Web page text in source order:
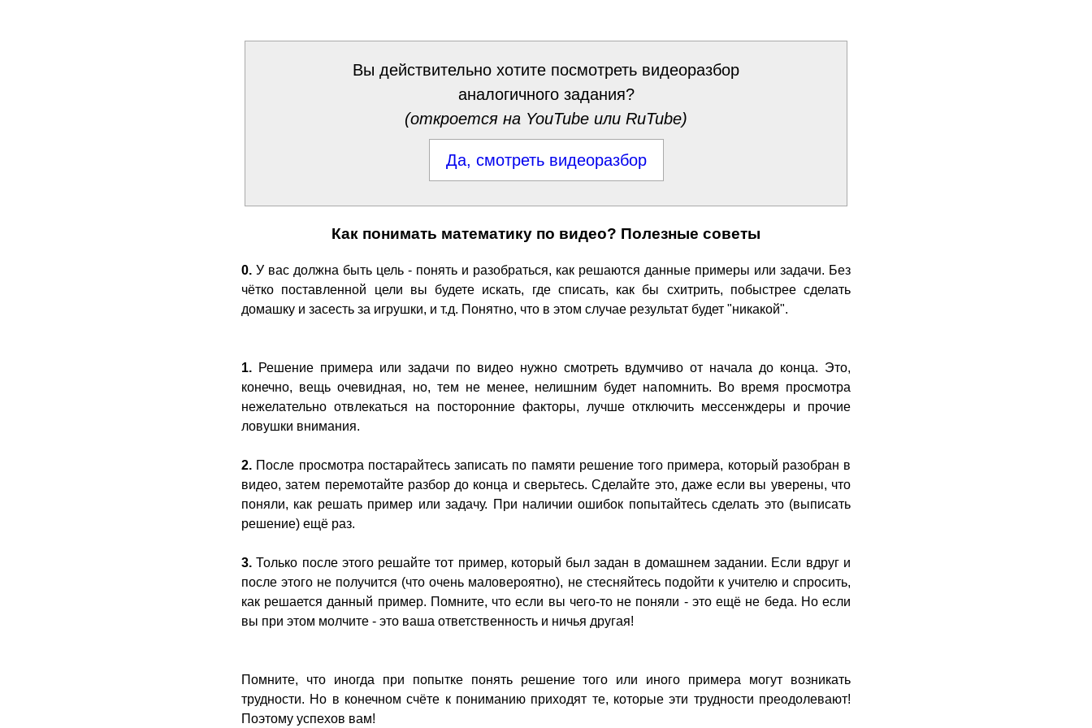
Вы действительно хотите посмотреть видеоразбор
аналогичного задания?
(откроется на YouTube или RuTube)
Да, смотреть видеоразбор
Как понимать математику по видео? Полезные советы
0. У вас должна быть цель - понять и разобраться, как решаются данные примеры или задачи. Без
чётко поставленной цели вы будете искать, где списать, как бы схитрить, побыстрее сделать
домашку и засесть за игрушки, и т.д. Понятно, что в этом случае результат будет "никакой".
1. Решение примера или задачи по видео нужно смотреть вдумчиво от начала до конца. Это,
конечно, вещь очевидная, но, тем не менее, нелишним будет напомнить. Во время просмотра
нежелательно отвлекаться на посторонние факторы, лучше отключить мессенждеры и прочие
ловушки внимания.
2. После просмотра постарайтесь записать по памяти решение того примера, который разобран в
видео, затем перемотайте разбор до конца и сверьтесь. Сделайте это, даже если вы уверены, что
поняли, как решать пример или задачу. При наличии ошибок попытайтесь сделать это (выписать
решение) ещё раз.
3. Только после этого решайте тот пример, который был задан в домашнем задании. Если вдруг и
после этого не получится (что очень маловероятно), не стесняйтесь подойти к учителю и спросить,
как решается данный пример. Помните, что если вы чего-то не поняли - это ещё не беда. Но если
вы при этом молчите - это ваша ответственность и ничья другая!
Помните, что иногда при попытке понять решение того или иного примера могут возникать
трудности. Но в конечном счёте к пониманию приходят те, которые эти трудности преодолевают!
Поэтому успехов вам!